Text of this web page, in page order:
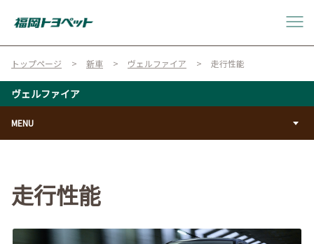
トップページ 新車 ヴェルファイア 走行性能
ヴェルファイア
MENU
走行性能